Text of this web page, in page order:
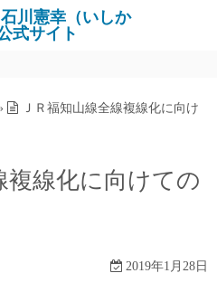
川憲幸（いしか
式サイト
ＪＲ福知山線全線複線化に向け
複線化に向けての
2019年1月28日